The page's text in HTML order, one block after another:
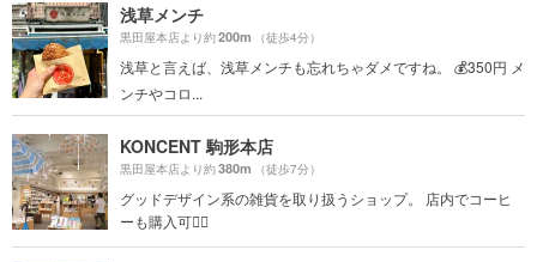
浅草メンチ
黒田屋本店より約200m （徒歩4分）
浅草と言えば、浅草メンチも忘れちゃダメですね。 💰350円 メ
ンチやコロ...
KONCENT 駒形本店
黒田屋本店より約380m （徒歩7分）
グッドデザイン系の雑貨を取り扱うショップ。 店内でコーヒ
ーも購入可🙆‍♀️